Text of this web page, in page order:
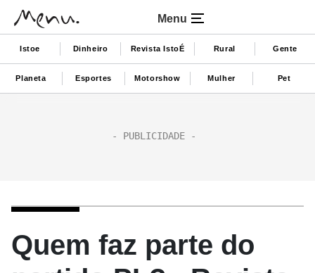
Menu
Istoe Dinheiro Revista IstoÉ Rural Gente
Planeta Esportes Motorshow Mulher Pet
Quem faz parte do